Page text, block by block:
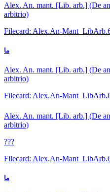
Alex. An. mant. [Lib. arb.] (De
arbitrio)
Filecard: Alex.An-
ما
Alex. An. mant. [Lib. arb.] (De
arbitrio)
Filecard: Alex.An-
Alex. An. mant. [Lib. arb.] (De
arbitrio)
???
Filecard: Alex.An-
ما